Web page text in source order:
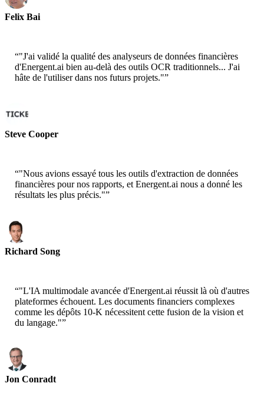
Felix Bai
“"J'ai validé la qualité des analyseurs de données financières
d'Energent.ai bien au-delà des outils OCR traditionnels... J'ai
hâte de l'utiliser dans nos futurs projets."”
Steve Cooper
“"Nous avions essayé tous les outils d'extraction de données
financières pour nos rapports, et Energent.ai nous a donné les
résultats les plus précis."”
Richard Song
“"L'IA multimodale avancée d'Energent.ai réussit là où d'autres
plateformes échouent. Les documents financiers complexes
comme les dépôts 10-K nécessitent cette fusion de la vision et
du langage."”
Jon Conradt